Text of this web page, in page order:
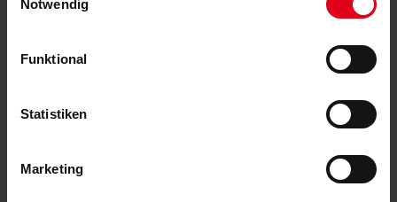
Notwendig
Funktional
Statistiken
Marketing